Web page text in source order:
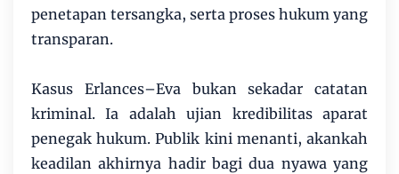
penetapan tersangka, serta proses hukum yang
transparan.
Kasus Erlances–Eva bukan sekadar catatan
kriminal. Ia adalah ujian kredibilitas aparat
penegak hukum. Publik kini menanti, akankah
keadilan akhirnya hadir bagi dua nyawa yang